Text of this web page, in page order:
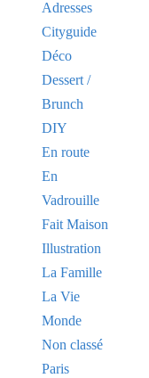
Adresses
Cityguide
Déco
Dessert /
Brunch
DIY
En route
En
Vadrouille
Fait Maison
Illustration
La Famille
La Vie
Monde
Non classé
Paris